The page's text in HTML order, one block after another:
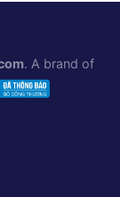
. A brand of